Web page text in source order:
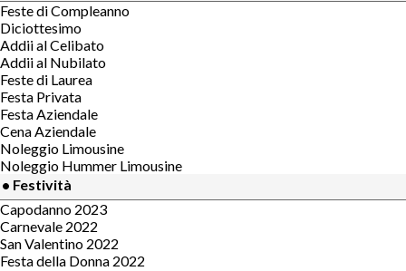
Feste di Compleanno
Diciottesimo
Addii al Celibato
Addii al Nubilato
Feste di Laurea
Festa Privata
Festa Aziendale
Cena Aziendale
Noleggio Limousine
Noleggio Hummer Limousine
• Festività
Capodanno 2023
Carnevale 2022
San Valentino 2022
Festa della Donna 2022